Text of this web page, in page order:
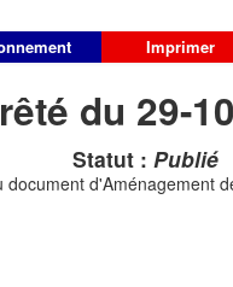
Imprimer
du 29-
Statut : Publié
d'Aménagement